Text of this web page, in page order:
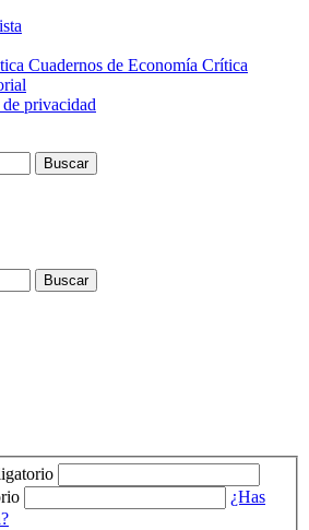
Cuadernos de Economía Crítica
privacidad
Buscar
Buscar
¿Has